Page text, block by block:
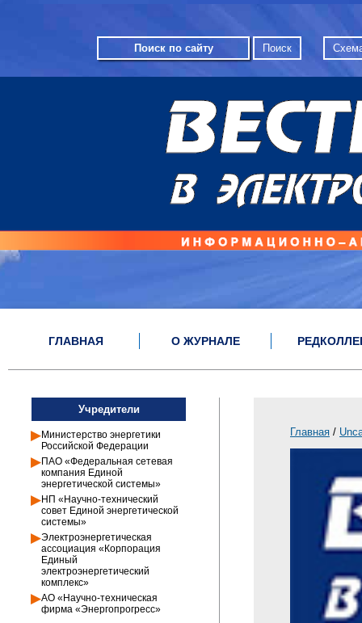
ГЛАВНАЯ О ЖУРНАЛЕ
Главная /
Учредители
Министерство энергетики
Российской Федерации
ПАО «Федеральная сетевая
компания Единой
энергетической системы»
НП «Научно-технический
совет Единой энергетической
системы»
Электроэнергетическая
ассоциация «Корпорация
Единый
электроэнергетический
комплекс»
АО «Научно-техническая
фирма «Энергопрогресс»